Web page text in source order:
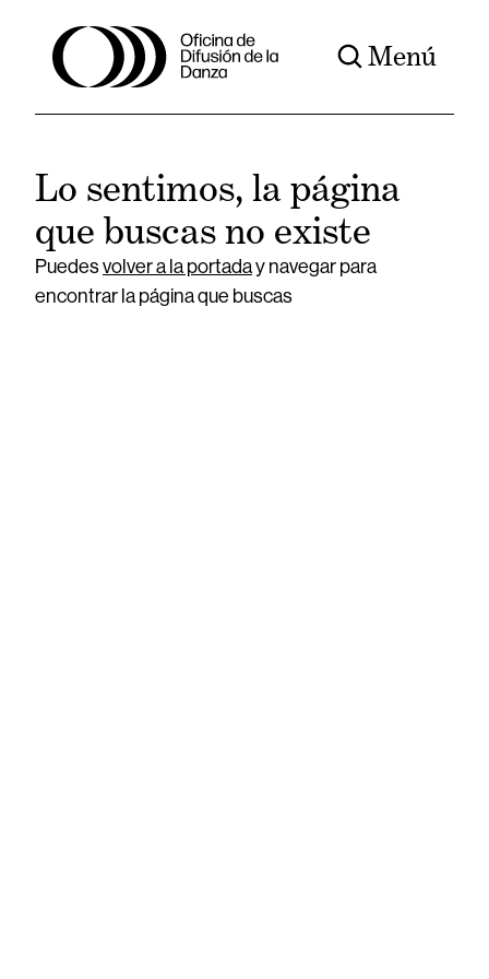
Menú
Lo sentimos, la página
que buscas no existe
Puedesvolver a la portaday navegar para
encontrar la página que buscas